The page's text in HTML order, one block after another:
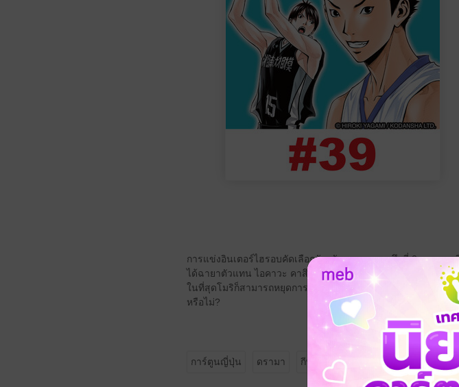
การแข่งอินเตอร์ไฮรอบคัดเลือกจังหวัดคานางาวะ ศึกที่ 2 ของรอ
ได้ฉายาตัวแทน ไอคาวะ คาสึฮิโกะ กับ อิจิโนเสะ ทำให้มิซึโฮะคุม
ในที่สุดโมริก็สามารถหยุดการชู้ตของคานาโดเมะไว้ได้สำเร็จ ทั้ง
หรือไม่?
การ์ตูนญี่ปุ่น ดรามา กีฬา